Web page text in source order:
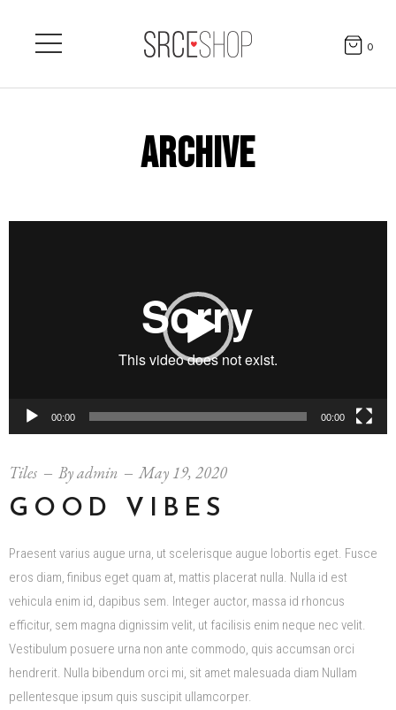
0
ARCHIVE
00:00 00:00
Tiles Byadmin May 19, 2020
GOOD VIBES
Praesent varius augue urna, ut scelerisque augue lobortis eget. Fusce
eros diam, finibus eget quam at, mattis placerat nulla. Nulla id est
vehicula enim id, dapibus sem. Integer auctor, massa id rhoncus
efficitur, sem magna dignissim velit, ut facilisis enim neque nec velit.
Vestibulum posuere urna non ante commodo, quis accumsan orci
hendrerit. Nulla bibendum orci mi, sit amet malesuada diam Nullam
pellentesque ipsum quis suscipit ullamcorper.